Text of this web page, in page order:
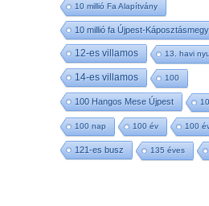
10 millió Fa Alapítvány
10 millió fa Újpest-
12-es villamos 13. havi
14-es villamos 100
100 Hangos Mese Újpest
100 nap 100 év 100
121-es busz 135 éves